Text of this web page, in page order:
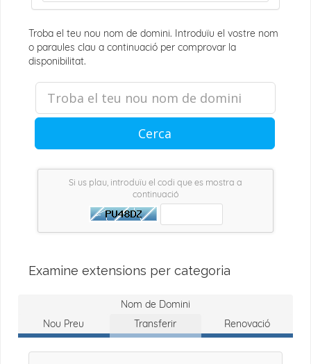
Troba el teu nou nom de domini. Introduïu el vostre nom
o paraules clau a continuació per comprovar la
disponibilitat.
Cerca
Si us plau, introduïu el codi que es mostra a
continuació
Examine extensions per categoria
Nom de Domini
Nou Preu
Transferir Renovació